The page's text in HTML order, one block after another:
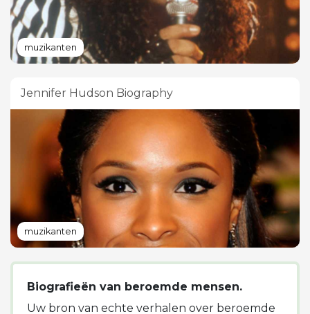
muzikanten
Jennifer Hudson Biography
muzikanten
Biografieën van beroemde mensen.
Uw bron van echte verhalen over beroemde